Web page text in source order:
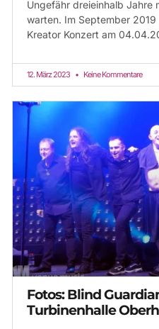
Ungefähr dreieinhalb Jahre
warten. Im September
Kreator Konzert am
12. März 2023 Keine Kommentare
Fotos: Blind
Turbinenhalle